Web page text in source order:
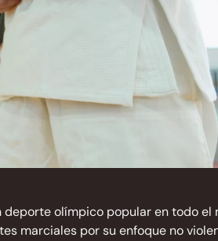
olímpico popular en todo el
marciales por su enfoque no